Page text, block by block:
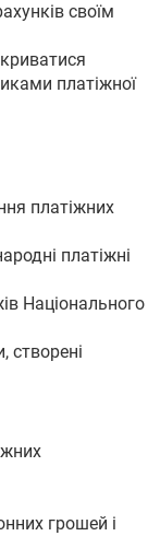
своїм
платіжної
платіжних
платіжні
Національного
створені
грошей і